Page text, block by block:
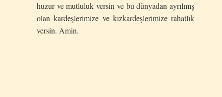
huzur ve mutluluk versin ve bu dünyadan ayrılmış
olan kardeşlerimize ve kızkardeşlerimize rahatlık
versin. Amin.